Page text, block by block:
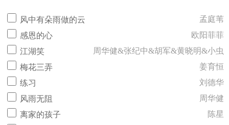
风中有朵雨做的云
孟庭苇
感恩的心
欧阳菲菲
江湖笑
周华健&张纪中&胡军&黄晓明&小虫
梅花三弄
姜育恒
练习
刘德华
风雨无阻
周华健
离家的孩子
陈星